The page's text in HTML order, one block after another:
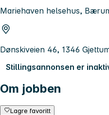
Mariehaven helsehus,
Dønskiveien 46, 1346
Stillingsannonsen er
Om jobben
Lagre favoritt